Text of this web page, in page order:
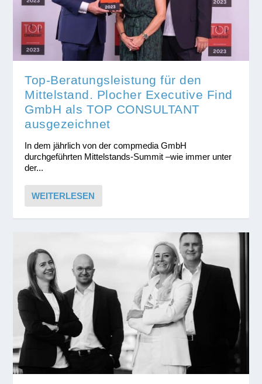
Top-Beratungsleistung für den
Mittelstand. Plocher Executive Find
GmbH als TOP CONSULTANT
ausgezeichnet
In dem jährlich von der compmedia GmbH
durchgeführten Mittelstands-Summit –wie immer unter
der...
WEITERLESEN